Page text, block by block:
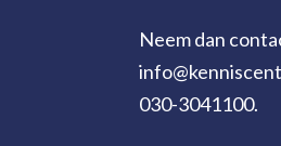
Neem dan
030-3041100.